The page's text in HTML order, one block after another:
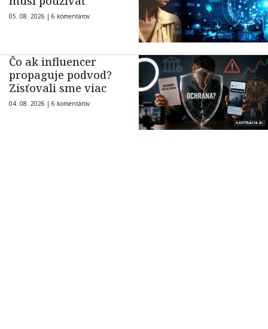
05. 08. 2026 | 6 komentárov
Čo ak influencer
propaguje podvod?
Zisťovali sme viac
04. 08. 2026 | 6 komentárov